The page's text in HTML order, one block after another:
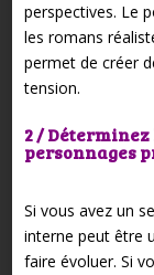
perspectives. Le
les romans
permet de créer
tension.
2 /
personnages
Si vous avez un
interne peut être
faire évoluer. Si